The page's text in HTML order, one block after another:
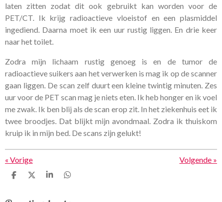
laten zitten zodat dit ook gebruikt kan worden voor de
PET/CT. Ik krijg radioactieve vloeistof en een plasmiddel
ingediend. Daarna moet ik een uur rustig liggen. En drie keer
naar het toilet.
Zodra mijn lichaam rustig genoeg is en de tumor de
radioactieve suikers aan het verwerken is mag ik op de scanner
gaan liggen. De scan zelf duurt een kleine twintig minuten. Zes
uur voor de PET scan mag je niets eten. Ik heb honger en ik voel
me zwak. Ik ben blij als de scan erop zit. In het ziekenhuis eet ik
twee broodjes. Dat blijkt mijn avondmaal. Zodra ik thuiskom
kruip ik in mijn bed. De scans zijn gelukt!
« Vorige Volgende »
D
D
S
D